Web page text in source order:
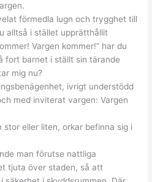
förmedla lugn och trygghet till
alltså i stället upprätthållit
Vargen kommer!” har du
fort barnet i ställt sin tärande
mig nu?
ivrigt understödd
med inviterat vargen: Vargen
stor eller liten, orkar befinna sig i
man förutse nattliga
tjuta över staden, så att